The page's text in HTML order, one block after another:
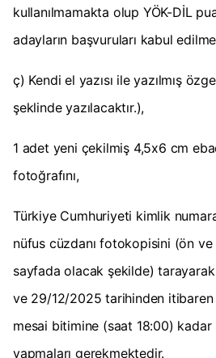
kullanılmamakta olup YÖK-DİL
adayların başvuruları kabul
ç) Kendi el yazısı ile yazılmış
şeklinde yazılacaktır.),
1 adet yeni çekilmiş 4,5x6 cm
fotoğrafını,
Türkiye Cumhuriyeti kimlik
nüfus cüzdanı fotokopisini (ön ve
sayfada olacak şekilde)
ve 29/12/2025 tarihinden
mesai bitimine (saat 18:00) kadar
yapmaları gerekmektedir.